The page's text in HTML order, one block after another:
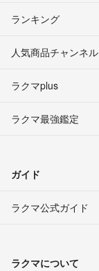
ランキング
人気商品チャンネル
ラクマplus
ラクマ最強鑑定
ガイド
ラクマ公式ガイド
ラクマについて